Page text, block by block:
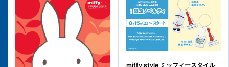
miffy style ミッフィースタイル